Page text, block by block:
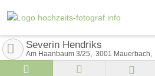
Severin Hendriks
Am Haanbaum 3/25 3001 Mauerbach